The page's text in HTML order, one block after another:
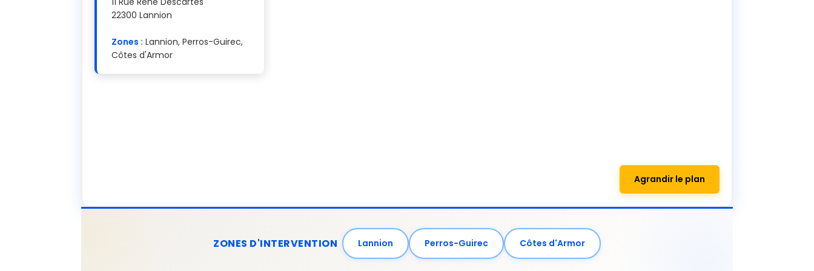
22300 Lannion
Zones : Lannion, Perros-Guirec,
Côtes d'Armor
Agrandir le plan
ZONES D'INTERVENTION Lannion Perros-Guirec Côtes d'Armor